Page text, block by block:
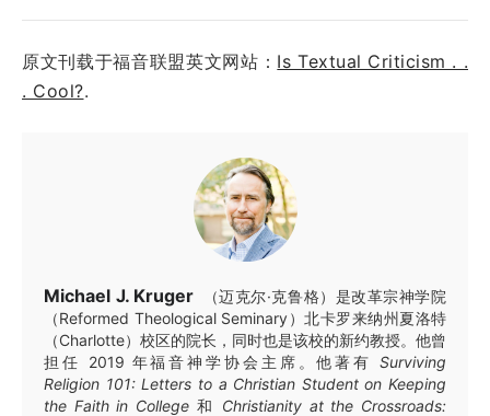
原文刊载于福音联盟英文网站： Is Textual Criticism . .
. Cool?.
Michael J. Kruger
（迈克尔·克鲁格）是改革宗神学院
（Reformed Theological Seminary）北卡罗来纳州夏洛特
（Charlotte）校区的院长，同时也是该校的新约教授。他曾
担任 2019 年福音神学协会主席。他著有 Surviving
Religion 101: Letters to a Christian Student on Keeping
the Faith in College 和
Christianity at the Crossroads: